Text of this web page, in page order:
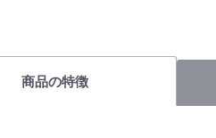
商品の特徴